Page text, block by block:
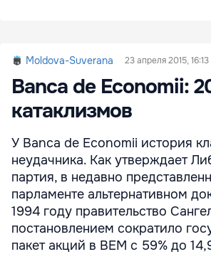
Moldova-Suverana 23 апреля 2015, 16:13
Banca de Economii:
катаклизмов
У Banca de Economii история
неудачника. Как утверждает
партия, в недавно
парламенте альтернативном
1994 году правительство
постановлением сократило
пакет акций в BEM с 59% до